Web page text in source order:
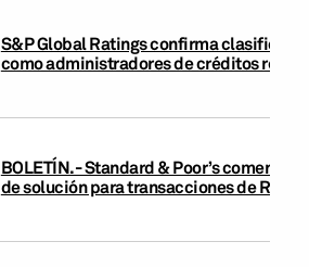
S&P Global Ratings confirma
como administradores de créditos
BOLETÍN.- Standard & Poor’s comenta
de solución para transacciones de